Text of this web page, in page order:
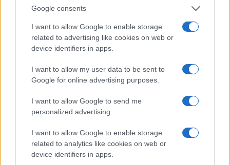
Google consents
I want to allow Google to enable storage
related to advertising like cookies on web or
device identifiers in apps.
I want to allow my user data to be sent to
Google for online advertising purposes.
I want to allow Google to send me
personalized advertising.
I want to allow Google to enable storage
related to analytics like cookies on web or
device identifiers in apps.
Lézervédelmet kaphatnak az
járművei